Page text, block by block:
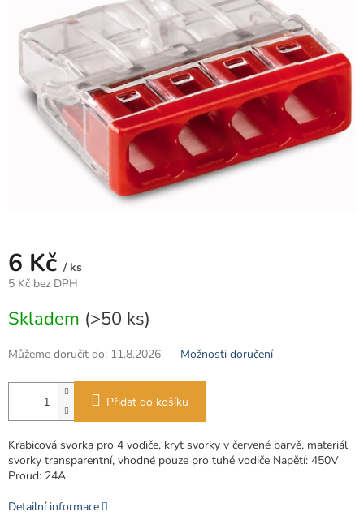
hvězdiček.
6 Kč / ks
5 Kč bez DPH
cena:
Skladem (>50 ks)
Můžeme doručit do: 11.8.2026 Možnosti doručení
Přidat do košíku
Krabicová svorka pro 4 vodiče, kryt svorky v červené barvě, materiál
svorky transparentní, vhodné pouze pro tuhé vodiče Napětí: 450V
Proud: 24A
Detailní informace